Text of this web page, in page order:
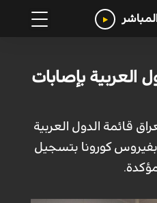
العربية بإصابات
قائمة الدول العربية
كورونا بتسجيل